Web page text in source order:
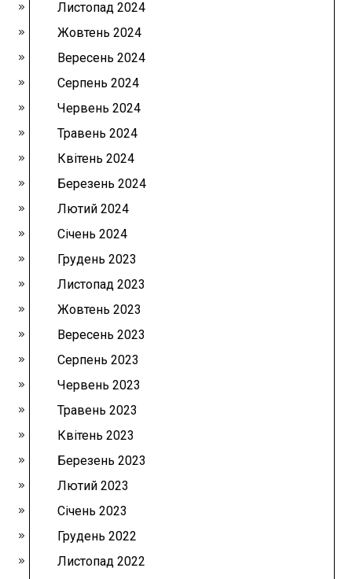
Листопад 2024
Жовтень 2024
Вересень 2024
Серпень 2024
Червень 2024
Травень 2024
Квітень 2024
Березень 2024
Лютий 2024
Січень 2024
Грудень 2023
Листопад 2023
Жовтень 2023
Вересень 2023
Серпень 2023
Червень 2023
Травень 2023
Квітень 2023
Березень 2023
Лютий 2023
Січень 2023
Грудень 2022
Листопад 2022